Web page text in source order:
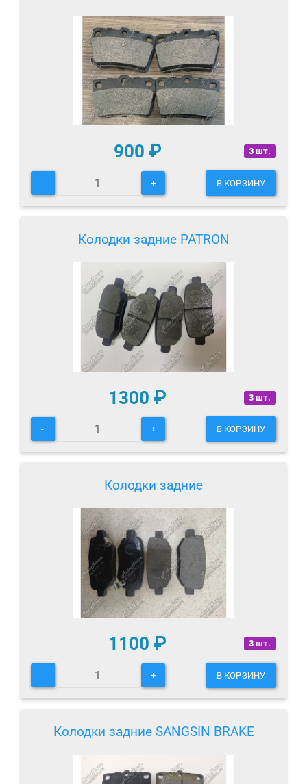
3 шт.
900 ₽
- + В КОРЗИНУ
Колодки задние PATRON
3 шт.
1300 ₽
- + В КОРЗИНУ
Колодки задние
3 шт.
1100 ₽
- + В КОРЗИНУ
Колодки задние SANGSIN BRAKE